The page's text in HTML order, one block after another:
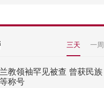
三天 一周
教领袖罕见被查 曾获民族
称号